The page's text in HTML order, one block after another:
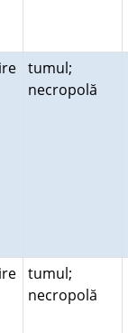
tumul;
necropolă
tumul;
necropolă